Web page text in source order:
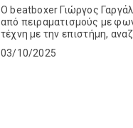
O beatboxer Γιώργος
από πειραματισμούς με
τέχνη με την επιστήμη,
03/10/2025